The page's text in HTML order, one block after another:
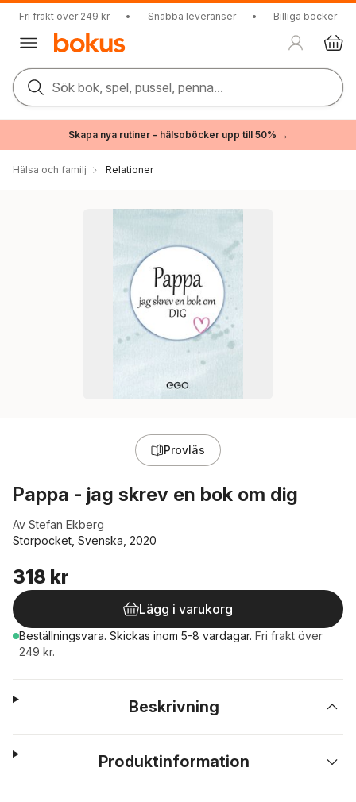
Fri frakt över 249 kr • Snabba leveranser • Billiga böcker
Sök bok, spel, pussel, penna...
Skapa nya rutiner – hälsoböcker upp till 50% →
Hälsa och familj Relationer
Provläs
Pappa - jag skrev en bok om dig
Av Stefan Ekberg
Storpocket, Svenska, 2020
318 kr
Lägg i varukorg
Beställningsvara. Skickas inom 5-8 vardagar. Fri frakt över
249 kr.
Beskrivning
Produktinformation